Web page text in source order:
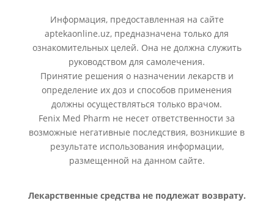
Информация, предоставленная на сайте
aptekaonline.uz, предназначена только для
ознакомительных целей. Она не должна служить
руководством для самолечения.
Принятие решения о назначении лекарств и
определение их доз и способов применения
должны осуществляться только врачом.
Fenix Med Pharm не несет ответственности за
возможные негативные последствия, возникшие в
результате использования информации,
размещенной на данном сайте.
Лекарственные средства не подлежат возврату.